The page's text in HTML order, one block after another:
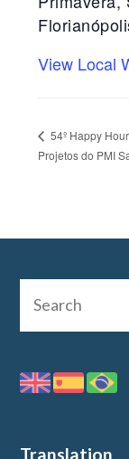
View Local
54º Happy
Projetos do PMI
Translation